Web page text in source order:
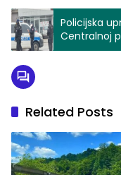
Policijska
Centralnoj
Related Posts